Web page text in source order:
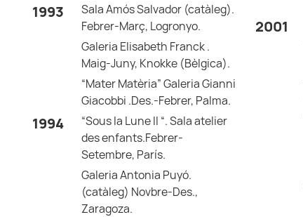
1993
Sala Amós Salvador (catàleg).
Febrer-Març, Logronyo.
Galeria Elisabeth Franck .
Maig-Juny, Knokke (Bèlgica).
“Mater Matèria” Galeria Gianni
Giacobbi .Des.-Febrer, Palma.
1994
“Sous la Lune II “. Sala atelier
des enfants.Febrer-
Setembre, París.
Galeria Antonia Puyó.
(catàleg) Novbre-Des.,
Zaragoza.
2001